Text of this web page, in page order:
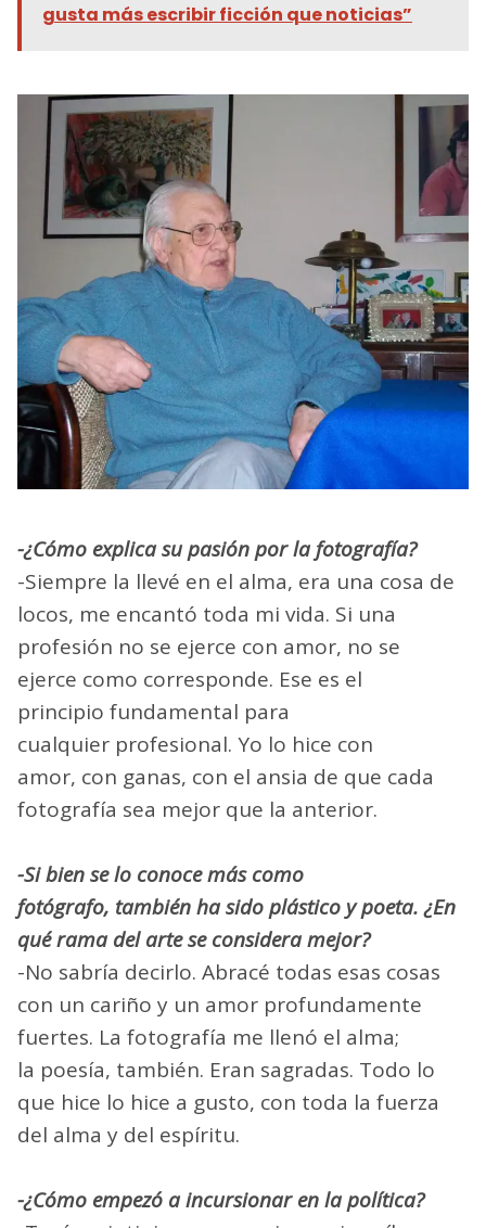
gusta más escribir ficción que noticias”
-¿Cómo explica su pasión por la fotografía?
-Siempre la llevé en el alma, era una cosa de
locos, me encantó toda mi vida. Si una
profesión no se ejerce con amor, no se
ejerce como corresponde. Ese es el
principio fundamental para
cualquier profesional. Yo lo hice con
amor, con ganas, con el ansia de que cada
fotografía sea mejor que la anterior.
-Si bien se lo conoce más como
fotógrafo, también ha sido plástico y poeta. ¿En
qué rama del arte se considera mejor?
-No sabría decirlo. Abracé todas esas cosas
con un cariño y un amor profundamente
fuertes. La fotografía me llenó el alma;
la poesía, también. Eran sagradas. Todo lo
que hice lo hice a gusto, con toda la fuerza
del alma y del espíritu.
-¿Cómo empezó a incursionar en la política?